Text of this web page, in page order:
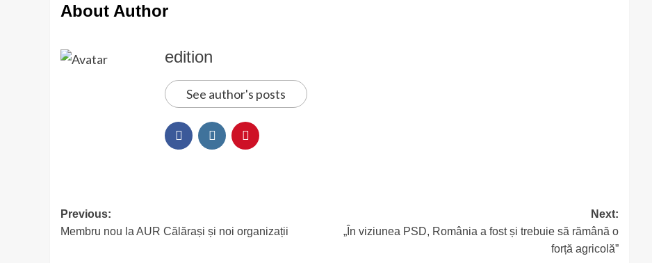
About Author
edition
See author's posts
Post
navigation
Previous:
Membru nou la AUR Călărași și noi organizații
Next:
„În viziunea PSD, România a fost și trebuie să rămână o
forță agricolă”